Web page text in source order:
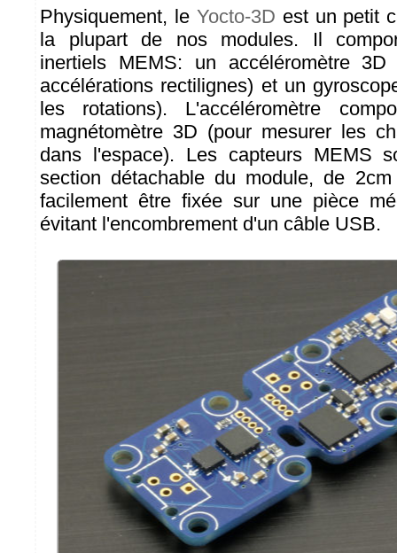
Physiquement, le Yocto-3D est un petit
la plupart de nos modules. Il
inertiels MEMS: un accéléromètre
accélérations rectilignes) et un
les rotations). L'accéléromètre
magnétomètre 3D (pour mesurer les
dans l'espace). Les capteurs MEMS
section détachable du module, de
facilement être fixée sur une pièce
évitant l'encombrement d'un câble USB.